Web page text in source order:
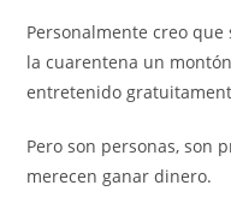
Personalmente creo
la cuarentena un
entretenido
Pero son personas, son
merecen ganar dinero.